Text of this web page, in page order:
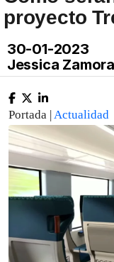
proyecto
30-01-2023
Jessica Zamora
Portada |Actualidad